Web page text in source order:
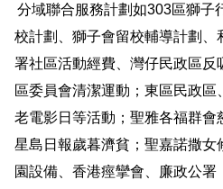
分域聯合服務計劃如303區獅子
校計劃、獅子會留校輔導計劃、
署社區活動經費、灣仔民政區反
區委員會清潔運動；東區民政
老電影日等活動；聖雅各福群會
星島日報歲暮濟貧；聖嘉諾撒女
園設備、香港痙攣會、廉政公署